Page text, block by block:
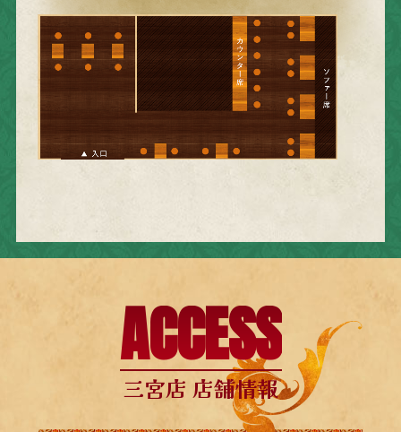
ACCESS
三宮店 店舗情報